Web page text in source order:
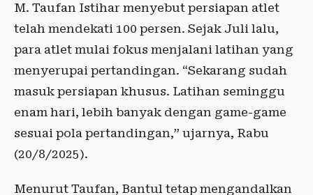
M. Taufan Istihar menyebut persiapan atlet
telah mendekati 100 persen. Sejak Juli lalu,
para atlet mulai fokus menjalani latihan yang
menyerupai pertandingan. “Sekarang sudah
masuk persiapan khusus. Latihan seminggu
enam hari, lebih banyak dengan game-game
sesuai pola pertandingan,” ujarnya, Rabu
(20/8/2025).
Menurut Taufan, Bantul tetap mengandalkan